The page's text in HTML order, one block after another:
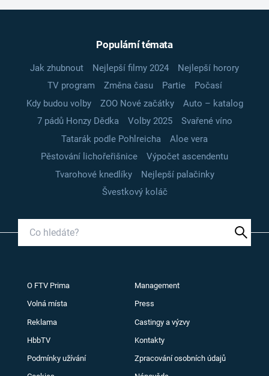
Populární témata
Jak zhubnout Nejlepší filmy 2024
Nejlepší horory
TV program
Změna času Partie
Počasí
Kdy budou volby
ZOO Nové začátky
Auto – katalog
7 pádů Honzy Dědka
Volby 2025
Svařené víno
Tatarák podle Pohlreicha
Aloe vera
Pěstování lichořeřišnice
Výpočet ascendentu
Tvarohové knedlíky
Nejlepší palačinky
Švestkový koláč
O FTV Prima Management
Volná místa Press
Reklama Castingy a výzvy
HbbTV Kontakty
Podmínky užívání Zpracování osobních údajů